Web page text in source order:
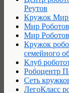
Реутов
Кружок Мир
Мир
Мир
Кружок
семейного
Клуб
Робоцентр
Сеть
ЛегоКласс